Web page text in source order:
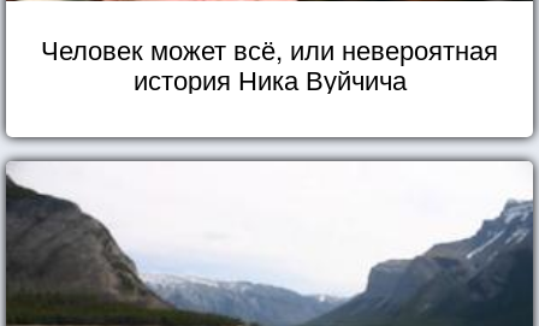
Человек может всё, или невероятная
история Ника Вуйчича